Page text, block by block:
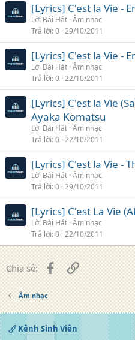
[Lyrics] C'est la Vie -
Lời Bài Hát Âm nhạc
Trả lời 0 29/10/2011
[Lyrics] C'est la Vie -
Lời Bài Hát Âm nhạc
Trả lời 0 22/10/2011
[Lyrics] C'est la Vie
Ayaka Komatsu
Lời Bài Hát Âm nhạc
Trả lời 0 22/10/2011
[Lyrics] C'est la Vie -
Lời Bài Hát Âm nhạc
Trả lời 0 29/10/2011
[Lyrics] C'est La Vie
Lời Bài Hát Âm nhạc
Trả lời 0 22/10/2011
Chia sẻ: FacebookLiên kết
Âm nhạc
Kênh Sinh Viên